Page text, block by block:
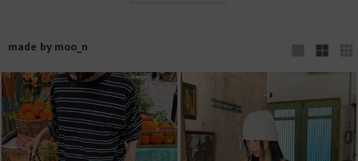
made by moo_n